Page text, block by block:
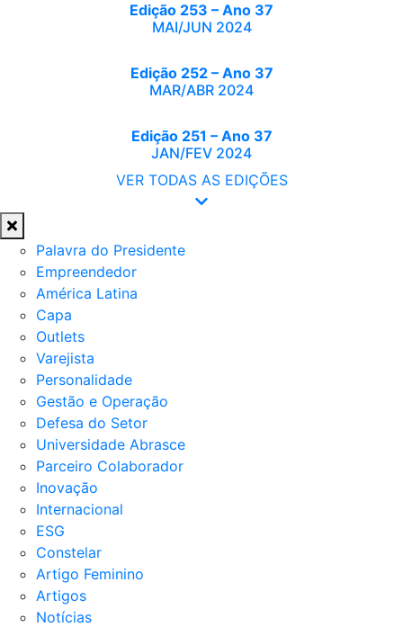
Edição 253 – Ano 37
MAI/JUN 2024
Edição 252 – Ano 37
MAR/ABR 2024
Edição 251 – Ano 37
JAN/FEV 2024
VER TODAS AS EDIÇÕES
Palavra do Presidente
Empreendedor
América Latina
Capa
Outlets
Varejista
Personalidade
Gestão e Operação
Defesa do Setor
Universidade Abrasce
Parceiro Colaborador
Inovação
Internacional
ESG
Constelar
Artigo Feminino
Artigos
Notícias